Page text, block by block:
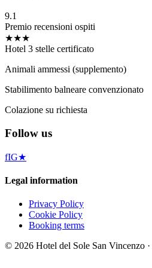
9.1
Premio recensioni ospiti
★★★
Hotel 3 stelle certificato
Animali ammessi (supplemento)
Stabilimento balneare convenzionato
Colazione su richiesta
Follow us
fIG★
Legal information
Privacy Policy
Cookie Policy
Booking terms
© 2026 Hotel del Sole San Vincenzo ·